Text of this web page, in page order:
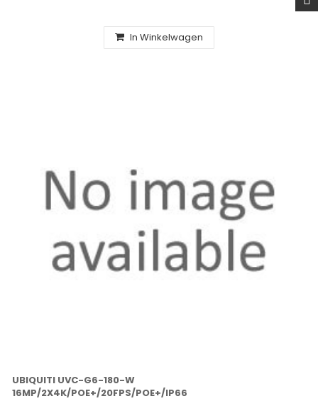
In Winkelwagen
UBIQUITI UVC-G6-180-W
16MP/2X4K/POE+/20FPS/POE+/IP66